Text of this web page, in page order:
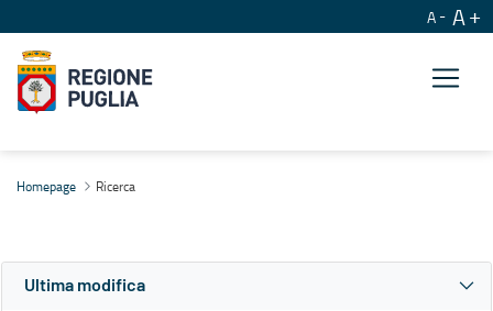
A A
Homepage Ricerca
Ultima modifica